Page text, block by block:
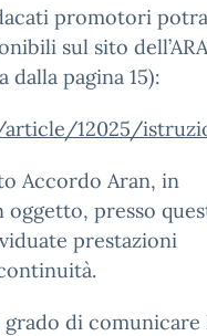
promotori
sul sito
dalla pagina 15):
12025/
Accordo Aran, in
oggetto, presso
prestazioni
grado di comunicare